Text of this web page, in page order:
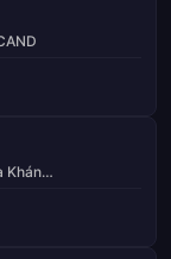
Sanna Khánh Hòa